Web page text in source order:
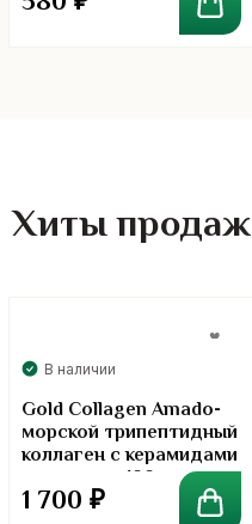
Хиты продаж
В наличии
Gold Collagen Amado-
морской трипептидный
коллаген с керамидами
в порошке. 100 грамм
1 700 ₽